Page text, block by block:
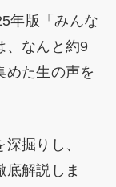
年版「みんな
、なんと約9
めた生の声を
掘りし、
底解説しま